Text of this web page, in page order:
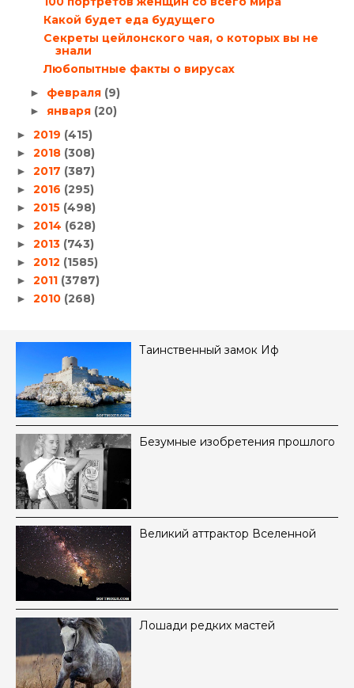
Какой будет еда будущего
Секреты цейлонского чая, о которых вы не
знали
Любопытные факты о вирусах
► февраля (9)
► января (20)
► 2019 (415)
► 2018 (308)
► 2017 (387)
► 2016 (295)
► 2015 (498)
► 2014 (628)
► 2013 (743)
► 2012 (1585)
► 2011 (3787)
► 2010 (268)
Таинственный замок Иф
Безумные изобретения прошлого
Великий аттрактор Вселенной
Лошади редких мастей